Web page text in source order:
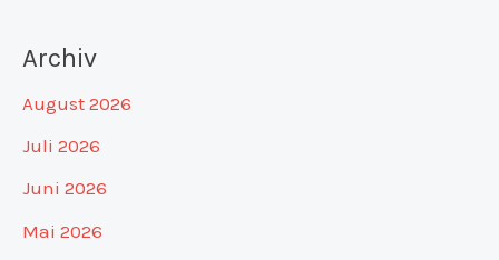
Archiv
August 2026
Juli 2026
Juni 2026
Mai 2026